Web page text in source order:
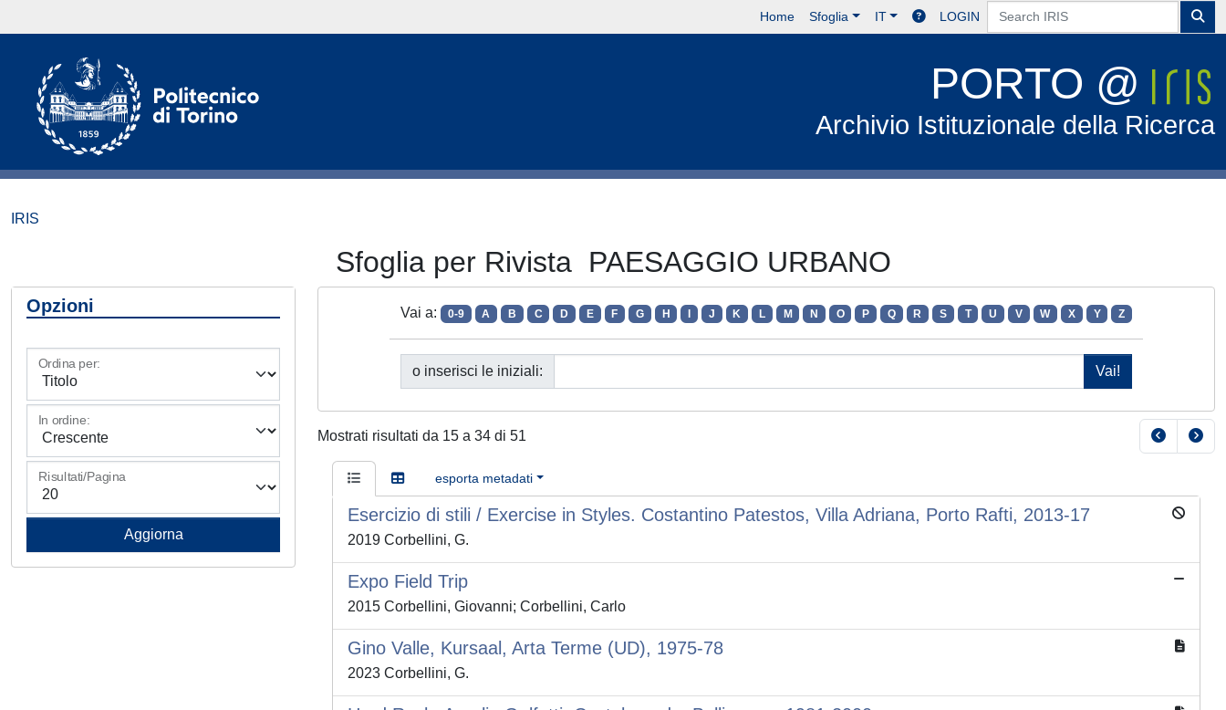
Home Sfoglia IT LOGIN
PORTO @
Archivio Istituzionale della Ricerca
IRIS
Sfoglia per Rivista PAESAGGIO URBANO
Opzioni
Ordina per:
In ordine:
Risultati/Pagina
Vai a: 0-9 A B C D E F G H J K L M N O P Q R S T U V W X Y Z
o inserisci le iniziali:
Mostrati risultati da 15 a 34 di 51
esporta metadati
Esercizio di stili / Exercise in Styles. Costantino Patestos, Villa Adriana, Porto Rafti, 2013-17
2019 Corbellini, G.
Expo Field Trip
2015 Corbellini, Giovanni; Corbellini, Carlo
Gino Valle, Kursaal, Arta Terme (UD), 1975-78
2023 Corbellini, G.